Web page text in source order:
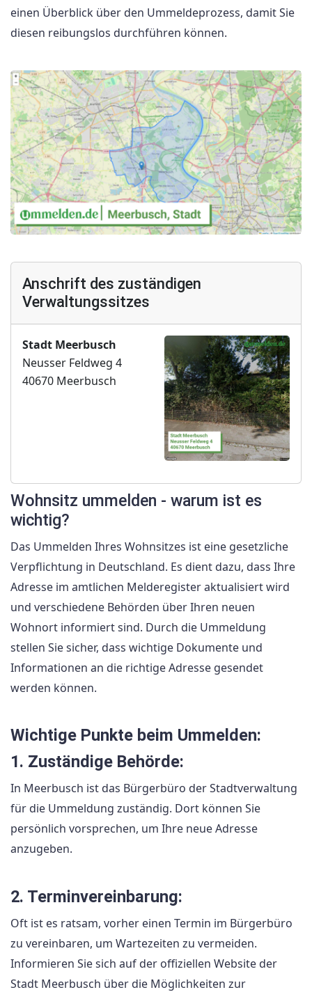
einen Überblick über den Ummeldeprozess, damit Sie
diesen reibungslos durchführen können.
Anschrift des zuständigen
Verwaltungssitzes
Stadt Meerbusch
Neusser Feldweg 4
40670 Meerbusch
Wohnsitz ummelden - warum ist es
wichtig?
Das Ummelden Ihres Wohnsitzes ist eine gesetzliche
Verpflichtung in Deutschland. Es dient dazu, dass Ihre
Adresse im amtlichen Melderegister aktualisiert wird
und verschiedene Behörden über Ihren neuen
Wohnort informiert sind. Durch die Ummeldung
stellen Sie sicher, dass wichtige Dokumente und
Informationen an die richtige Adresse gesendet
werden können.
Wichtige Punkte beim Ummelden:
1. Zuständige Behörde:
In Meerbusch ist das Bürgerbüro der Stadtverwaltung
für die Ummeldung zuständig. Dort können Sie
persönlich vorsprechen, um Ihre neue Adresse
anzugeben.
2. Terminvereinbarung:
Oft ist es ratsam, vorher einen Termin im Bürgerbüro
zu vereinbaren, um Wartezeiten zu vermeiden.
Informieren Sie sich auf der offiziellen Website der
Stadt Meerbusch über die Möglichkeiten zur